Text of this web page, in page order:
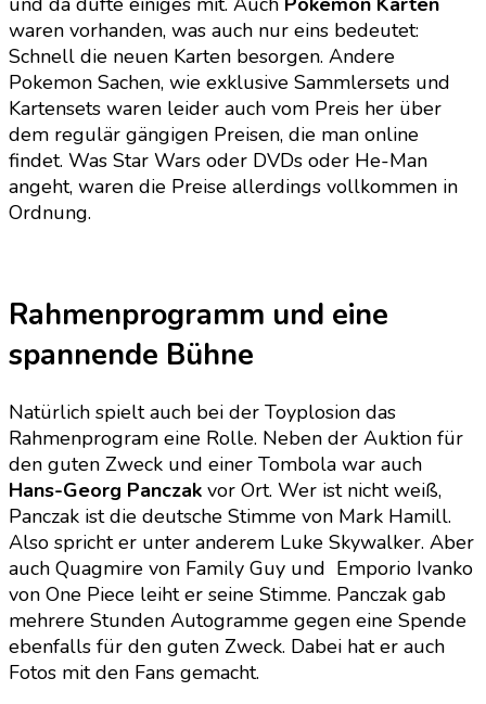
waren vorhanden, was auch nur eins bedeutet:
Schnell die neuen Karten besorgen. Andere
Pokemon Sachen, wie exklusive Sammlersets und
Kartensets waren leider auch vom Preis her über
dem regulär gängigen Preisen, die man online
findet. Was Star Wars oder DVDs oder He-Man
angeht, waren die Preise allerdings vollkommen in
Ordnung.
Rahmenprogramm und eine
spannende Bühne
Natürlich spielt auch bei der Toyplosion das
Rahmenprogram eine Rolle. Neben der Auktion für
den guten Zweck und einer Tombola war auch
Hans-Georg Panczak vor Ort. Wer ist nicht weiß,
Panczak ist die deutsche Stimme von Mark Hamill.
Also spricht er unter anderem Luke Skywalker. Aber
auch Quagmire von Family Guy und Emporio Ivanko
von One Piece leiht er seine Stimme. Panczak gab
mehrere Stunden Autogramme gegen eine Spende
ebenfalls für den guten Zweck. Dabei hat er auch
Fotos mit den Fans gemacht.